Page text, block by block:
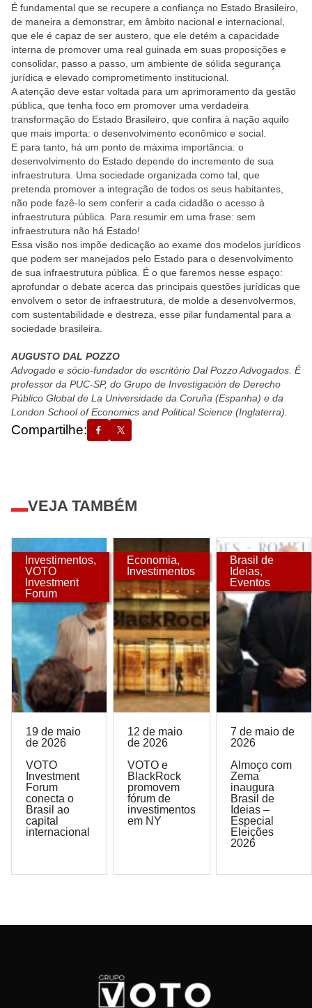
É fundamental que se recupere a confiança no Estado Brasileiro,
de maneira a demonstrar, em âmbito nacional e internacional,
que ele é capaz de ser austero, que ele detém a capacidade
interna de promover uma real guinada em suas proposições e
consolidar, passo a passo, um ambiente de sólida segurança
jurídica e elevado comprometimento institucional.
A atenção deve estar voltada para um aprimoramento da gestão
pública, que tenha foco em promover uma verdadeira
transformação do Estado Brasileiro, que confira à nação aquilo
que mais importa: o desenvolvimento econômico e social.
E para tanto, há um ponto de máxima importância: o
desenvolvimento do Estado depende do incremento de sua
infraestrutura. Uma sociedade organizada como tal, que
pretenda promover a integração de todos os seus habitantes,
não pode fazê-lo sem conferir a cada cidadão o acesso à
infraestrutura pública. Para resumir em uma frase: sem
infraestrutura não há Estado!
Essa visão nos impõe dedicação ao exame dos modelos jurídicos
que podem ser manejados pelo Estado para o desenvolvimento
de sua infraestrutura pública. É o que faremos nesse espaço:
aprofundar o debate acerca das principais questões jurídicas que
envolvem o setor de infraestrutura, de molde a desenvolvermos,
com sustentabilidade e destreza, esse pilar fundamental para a
sociedade brasileira.
AUGUSTO DAL POZZO
Advogado e sócio-fundador do escritório Dal Pozzo Advogados. É
professor da PUC-SP, do Grupo de Investigación de Derecho
Público Global de La Universidade da Coruña (Espanha) e da
London School of Economics and Political Science (Inglaterra).
Compartilhe:
VEJA TAMBÉM
Investimentos,
VOTO
Investment
Forum
19 de maio
de 2026
VOTO
Investment
Forum
conecta o
Brasil ao
capital
internacional
Economia,
Investimentos
12 de maio
de 2026
VOTO e
BlackRock
promovem
fórum de
investimentos
em NY
Brasil de
Ideias,
Eventos
7 de maio de
2026
Almoço com
Zema
inaugura
Brasil de
Ideias –
Especial
Eleições
2026